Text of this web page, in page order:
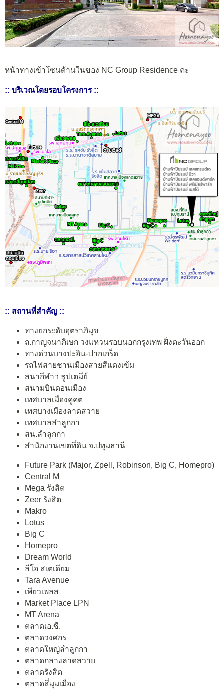
หน้าทางเข้าโซนด้านในของ NC Group Residence คะ
:: บริเวณโดยรอบโครงการ ::
:: สถานที่สำคัญ ::
ทางยกระดับอุตราภิมุข
ถ.กาญจนาภิเษก วงแหวนรอบนอกกรุงเทพ ฝั่งตะวันออก
ทางด่วนบางปะอิน-ปากเกร็ด
รถไฟสายชานเมืองสายสีแดงเข้ม
สนากีฬาฯ ธูปเตมีย์
สนามบินดอนเมือง
เทศบาลเมืองคูคต
เทศบางเมืองลาดสวาย
เทศบาลลำลูกกา
สน.ลำลูกกา
สำนักงานเขตที่ดิน จ.ปทุมธานี
Future Park (Major, Zpell, Robinson, Big C, Homepro)
Central M
Mega รังสิต
Zeer รังสิต
Makro
Lotus
Big C
Homepro
Dream World
ลีโอ สเตเดียม
Tara Avenue
เพียวเพลส
Market Place LPN
MT Arena
ตลาดเอ.ซี.
ตลาดวงศกร
ตลาดใหญ่ลำลูกกา
ตลาดกลางลาดสวาย
ตลาดรังสิต
ตลาดสี่มุมเมือง